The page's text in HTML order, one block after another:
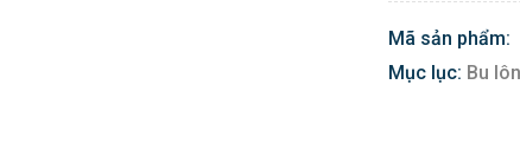
Mã sản phẩm:
Mục lục: Bu